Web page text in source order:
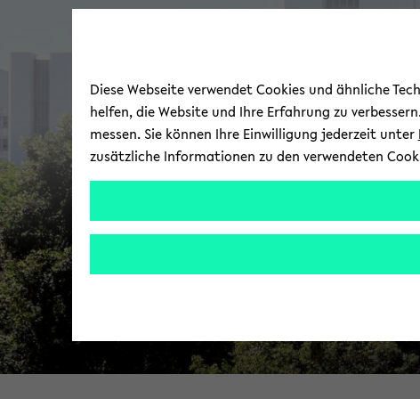
Diese Webseite verwendet Cookies und ähnliche
helfen, die Website und Ihre Erfahrung zu
messen. Sie können Ihre Einwilligung jederzeit unter
zusätzliche Informationen zu den verwendeten